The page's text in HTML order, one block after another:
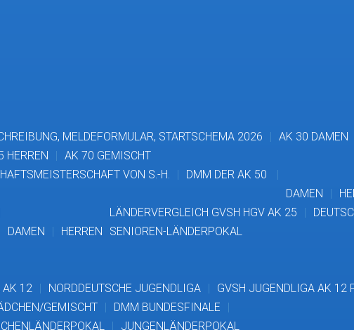
MELDEFORMULAR, STARTSCHEMA 2026 AK 30 DAMEN
HERREN
AK 70 GEMISCHT
VON S.-H.
DMM DER AK 50
DAMEN
DAMEN
HERREN
LÄNDERVERGLEICH GVSH HGV AK 25
SENIOREN-LÄNDERPOKAL
AK 12 NORDDEUTSCHE JUGENDLIGA
GVSH JUGENDLIGA AK 12
GEMISCHT
DMM BUNDESFINALE
JUNGENLÄNDERPOKAL